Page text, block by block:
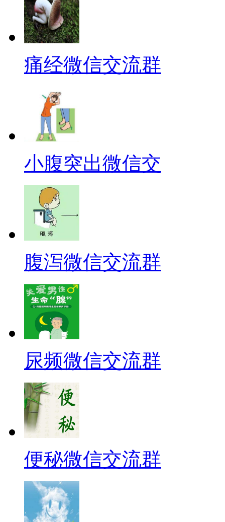
痛经微信交流群
小腹突出微信交
腹泻微信交流群
尿频微信交流群
便秘微信交流群